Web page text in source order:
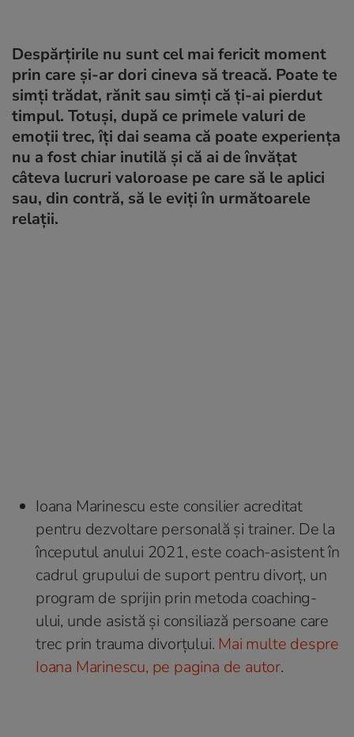
Despărțirile nu sunt cel mai fericit moment
prin care și-ar dori cineva să treacă. Poate te
simți trădat, rănit sau simți că ți-ai pierdut
timpul. Totuși, după ce primele valuri de
emoții trec, îți dai seama că poate experiența
nu a fost chiar inutilă și că ai de învățat
câteva lucruri valoroase pe care să le aplici
sau, din contră, să le eviți în următoarele
relații.
Ioana Marinescu este consilier acreditat
pentru dezvoltare personală și trainer. De la
începutul anului 2021, este coach-asistent în
cadrul grupului de suport pentru divorț, un
program de sprijin prin metoda coaching-
ului, unde asistă și consiliază persoane care
trec prin trauma divorțului. Mai multe despre
Ioana Marinescu, pe pagina de autor.